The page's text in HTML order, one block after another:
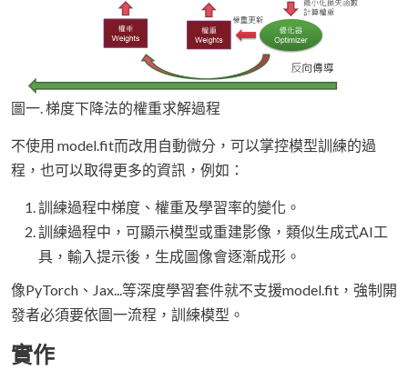
圖一. 梯度下降法的權重求解過程
不使用 model.fit而改用自動微分，可以掌控模型訓練的過
程，也可以取得更多的資訊，例如：
訓練過程中梯度、權重及學習率的變化。
訓練過程中，可顯示模型或重建影像，類似生成式AI工
具，輸入提示後，生成圖像會逐漸成形。
像PyTorch、Jax...等深度學習套件就不支援model.fit，強制開
發者必須要依圖一流程，訓練模型。
實作